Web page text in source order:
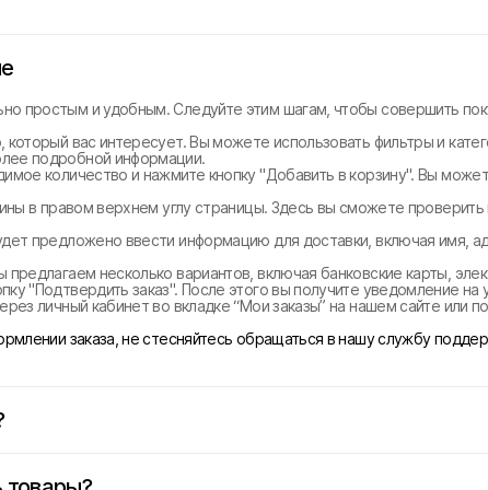
простым и удобным. Следуйте этим шагам, чтобы совершить
вас интересует. Вы можете использовать фильтры и
подробной информации.
количество и нажмите кнопку "Добавить в корзину". Вы
в правом верхнем углу страницы. Здесь вы сможете
предложено ввести информацию для доставки, включая имя,
несколько вариантов, включая банковские карты,
"Подтвердить заказ". После этого вы получите уведомление на
личный кабинет во вкладке “Мои заказы” на нашем сайте или
заказа, не стесняйтесь обращаться в нашу службу